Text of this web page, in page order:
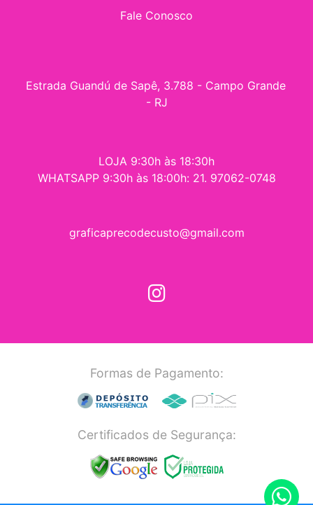
Fale Conosco
Estrada Guandú de Sapê, 3.788 - Campo Grande
- RJ
LOJA 9:30h às 18:30h
WHATSAPP 9:30h às 18:00h: 21. 97062-0748
graficaprecodecusto@gmail.com
Formas de Pagamento:
Certificados de Segurança: